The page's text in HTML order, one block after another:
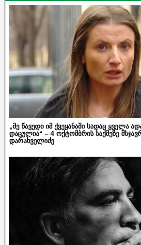
„მე წავედი იმ ქვეყანაში სადაც ყველა
დაცულია“ – 4 ოქტომბრის საქმეზე
დარახველიძე